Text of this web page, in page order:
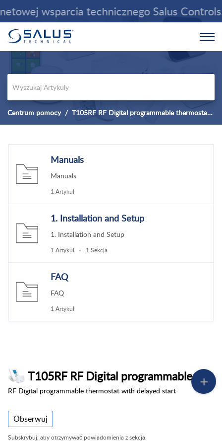
wsparcia technicznego Salus Controls.
Centrum pomocy T105RF RF Digital programmable thermostat with delayed start
Manuals
Manuals
1 Artykuł
1. Installation and Setup
1. Installation and Setup
1 Artykuł 1 Sekcja
FAQ
FAQ
1 Artykuł
T105RF RF Digital programmable thermostat with delayed start
RF Digital programmable thermostat with delayed start
Obserwuj
Subskrybuj, aby otrzymywać powiadomienia z sekcja.